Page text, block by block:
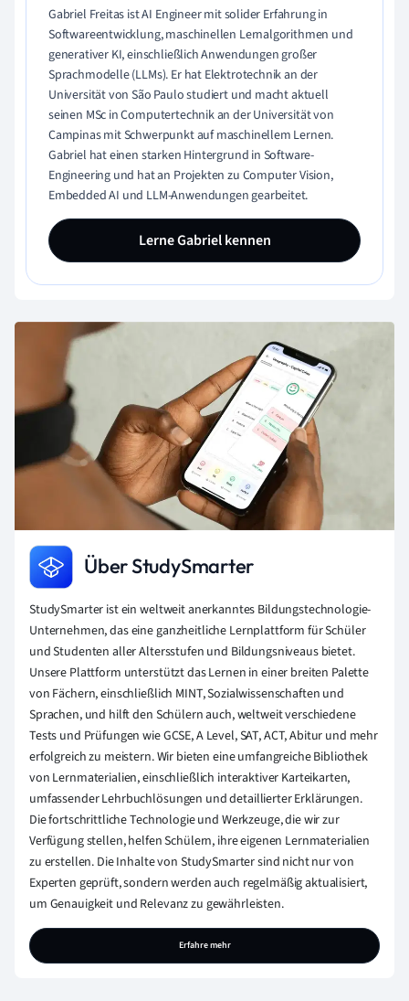
Gabriel Freitas ist AI Engineer mit solider Erfahrung in
Softwareentwicklung, maschinellen Lernalgorithmen und
generativer KI, einschließlich Anwendungen großer
Sprachmodelle (LLMs). Er hat Elektrotechnik an der
Universität von São Paulo studiert und macht aktuell
seinen MSc in Computertechnik an der Universität von
Campinas mit Schwerpunkt auf maschinellem Lernen.
Gabriel hat einen starken Hintergrund in Software-
Engineering und hat an Projekten zu Computer Vision,
Embedded AI und LLM-Anwendungen gearbeitet.
Lerne Gabriel kennen
Über StudySmarter
StudySmarter ist ein weltweit anerkanntes Bildungstechnologie-
Unternehmen, das eine ganzheitliche Lernplattform für Schüler
und Studenten aller Altersstufen und Bildungsniveaus bietet.
Unsere Plattform unterstützt das Lernen in einer breiten Palette
von Fächern, einschließlich MINT, Sozialwissenschaften und
Sprachen, und hilft den Schülern auch, weltweit verschiedene
Tests und Prüfungen wie GCSE, A Level, SAT, ACT, Abitur und mehr
erfolgreich zu meistern. Wir bieten eine umfangreiche Bibliothek
von Lernmaterialien, einschließlich interaktiver Karteikarten,
umfassender Lehrbuchlösungen und detaillierter Erklärungen.
Die fortschrittliche Technologie und Werkzeuge, die wir zur
Verfügung stellen, helfen Schülern, ihre eigenen Lernmaterialien
zu erstellen. Die Inhalte von StudySmarter sind nicht nur von
Experten geprüft, sondern werden auch regelmäßig aktualisiert,
um Genauigkeit und Relevanz zu gewährleisten.
Erfahre mehr